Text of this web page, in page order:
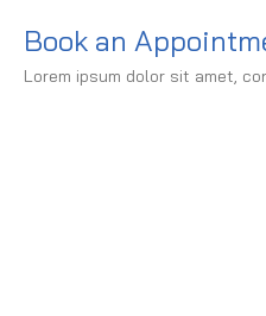
Book an
Lorem ipsum dolor sit amet,